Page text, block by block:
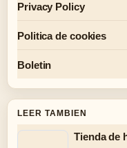
Privacy Policy
Politica de cookies
Boletin
LEER TAMBIEN
Tienda de